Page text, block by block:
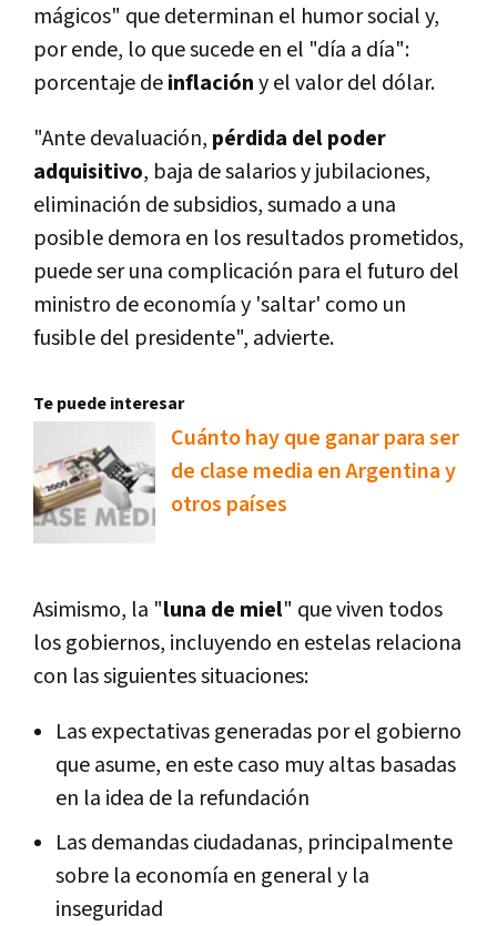
mágicos" que determinan el humor social y,
por ende, lo que sucede en el "día a día":
porcentaje deinflacióny el valor del dólar.
"Ante devaluación, pérdida del poder
adquisitivo, baja de salarios y jubilaciones,
eliminación de subsidios, sumado a una
posible demora en los resultados prometidos,
puede ser una complicación para el futuro del
ministro de economía y 'saltar' como un
fusible del presidente", advierte.
Te puede interesar
Cuánto hay que ganar para ser
de clase media en Argentina y
otros países
Asimismo, la "luna de miel" que viven todos
los gobiernos, incluyendo en estelas relaciona
con las siguientes situaciones:
Las expectativas generadas por el gobierno
que asume, en este caso muy altas basadas
en la idea de la refundación
Las demandas ciudadanas, principalmente
sobre la economía en general y la
inseguridad